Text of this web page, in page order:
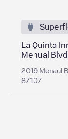
La Quinta
Menual Blvd
2019 Menaul
87107